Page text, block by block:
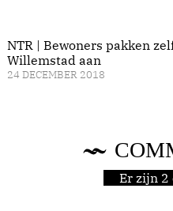
NTR | Bewoners pakken
Willemstad aan
24 DECEMBER 2018
Er zijn 2